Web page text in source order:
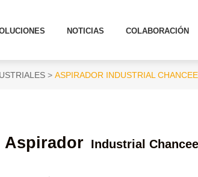
NOTICIAS COLABORACIÓN
ASPIRADOR INDUSTRIAL
Aspirador Industrial